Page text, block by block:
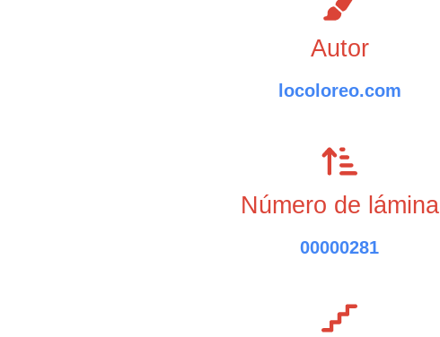
Autor
locoloreo.com
Número de lámina
00000281